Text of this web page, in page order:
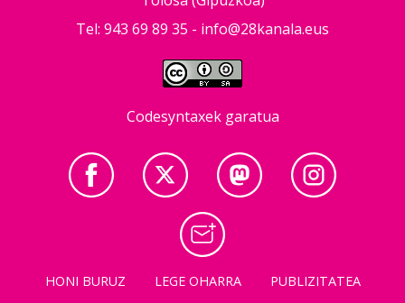
Tel: 943 69 89 35 - info@28kanala.eus
Codesyntaxek garatua
HONI BURUZ LEGE OHARRA PUBLIZITATEA